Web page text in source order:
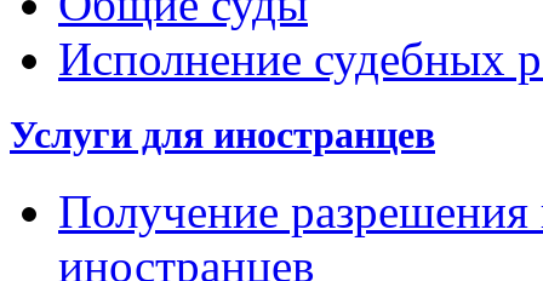
Исполнение судебных
Услуги для иностранцев
Получение разрешения
иностранцев